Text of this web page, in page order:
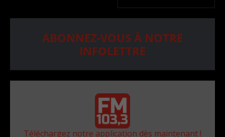
ABONNEZ-VOUS À NOTRE
INFOLETTRE
Téléchargez notre application dès maintenant !